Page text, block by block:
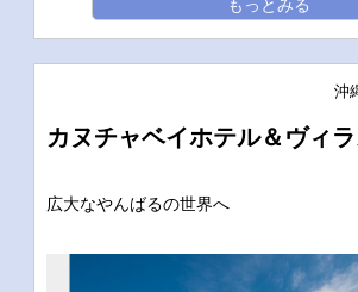
沖
カヌチャベイホテル＆ヴィ
広大なやんばるの世界へ